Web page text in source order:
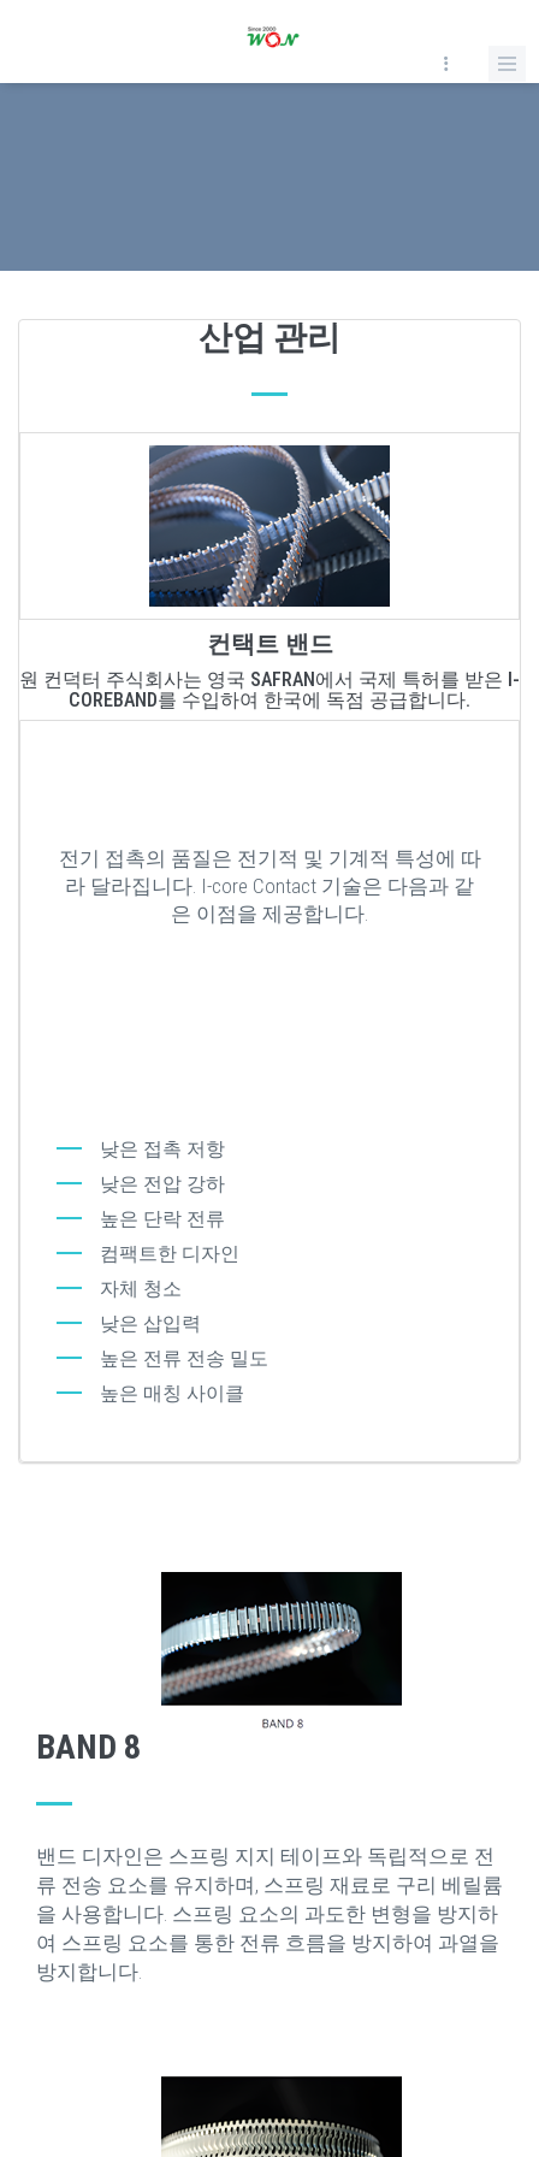
산업 관리
컨택트 밴드
원 컨덕터 주식회사는 영국 SAFRAN에서 국제 특허를 받은 I-
COREBAND를 수입하여 한국에 독점 공급합니다.
전기 접촉의 품질은 전기적 및 기계적 특성에 따
라 달라집니다. I-core Contact 기술은 다음과 같
은 이점을 제공합니다.
낮은 접촉 저항
낮은 전압 강하
높은 단락 전류
컴팩트한 디자인
자체 청소
낮은 삽입력
높은 전류 전송 밀도
높은 매칭 사이클
BAND 8
밴드 디자인은 스프링 지지 테이프와 독립적으로 전
류 전송 요소를 유지하며, 스프링 재료로 구리 베릴륨
을 사용합니다. 스프링 요소의 과도한 변형을 방지하
여 스프링 요소를 통한 전류 흐름을 방지하여 과열을
방지합니다.